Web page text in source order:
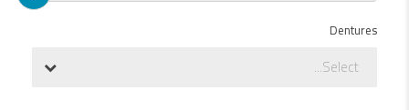
Dentures
Select...